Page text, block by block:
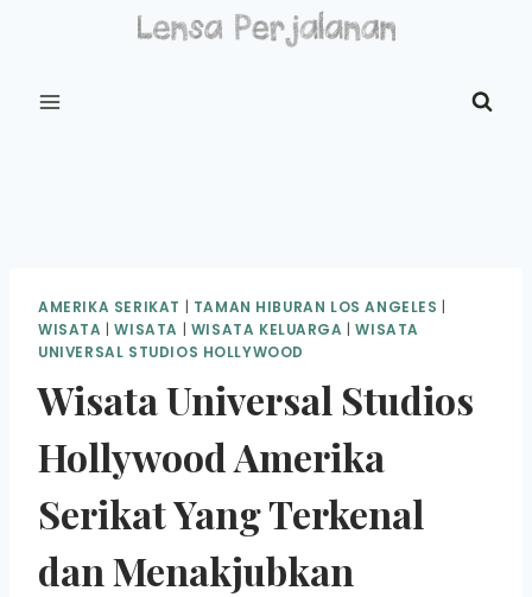
AMERIKA SERIKAT | TAMAN HIBURAN LOS ANGELES |
WISATA |WISATA | WISATA KELUARGA |WISATA
UNIVERSAL STUDIOS HOLLYWOOD
Wisata Universal Studios
Hollywood Amerika
Serikat Yang Terkenal
dan Menakjubkan